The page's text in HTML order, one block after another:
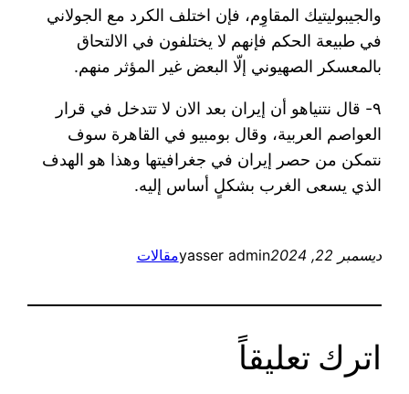
والجيبوليتيك المقاوِم، فإن اختلف الكرد مع الجولاني
في طبيعة الحكم فإنهم لا يختلفون في الالتحاق
بالمعسكر الصهيوني إلّا البعض غير المؤثر منهم.
٩- قال نتنياهو أن إيران بعد الان لا تتدخل في قرار
العواصم العربية، وقال بومبيو في القاهرة سوف
نتمكن من حصر إيران في جغرافيتها وهذا هو الهدف
الذي يسعى الغرب بشكلٍ أساس إليه.
ديسمبر 22, 2024 yasser adminمقالات
اترك تعليقاً